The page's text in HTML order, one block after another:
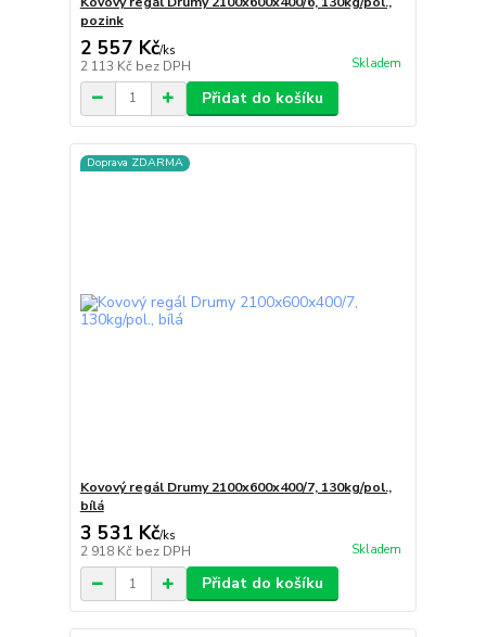
pozink
2 557 Kč/ks
2 113 Kč bez DPH Skladem
Přidat do košíku
Doprava ZDARMA
Kovový regál Drumy 2100x600x400/7, 130kg/pol.,
bílá
3 531 Kč/ks
2 918 Kč bez DPH Skladem
Přidat do košíku